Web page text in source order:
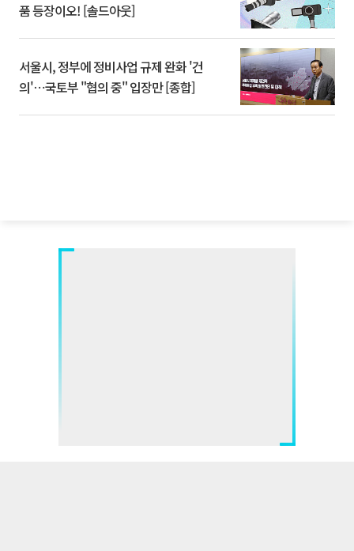
품 등장이오! [솔드아웃]
서울시, 정부에 정비사업 규제 완화 '건
의'⋯국토부 "협의 중" 입장만 [종합]